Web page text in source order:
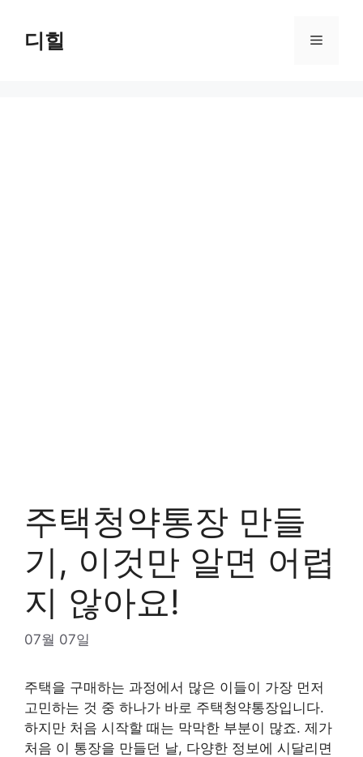
content디힐 Menu
주택청약통장 만들
기, 이것만 알면 어렵
지 않아요!
07월 07일
주택을 구매하는 과정에서 많은 이들이 가장 먼저
고민하는 것 중 하나가 바로 주택청약통장입니다.
하지만 처음 시작할 때는 막막한 부분이 많죠. 제가
처음 이 통장을 만들던 날, 다양한 정보에 시달리면